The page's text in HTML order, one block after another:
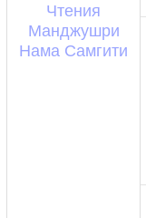
Чтения
Манджушри
Нама Самгити